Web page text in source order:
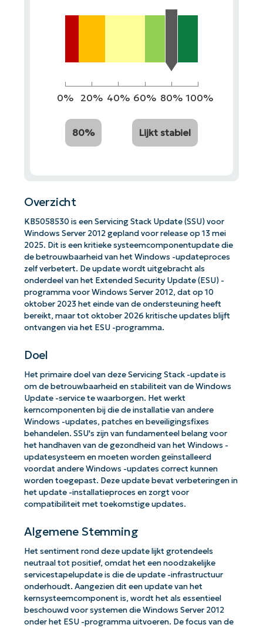
0% 20% 40% 60% 80% 100%
80% Lijkt stabiel
Overzicht
KB5058530 is een Servicing Stack Update (SSU) voor
Windows Server 2012 gepland voor release op 13 mei
2025. Dit is een kritieke systeemcomponentupdate die
de betrouwbaarheid van het Windows -updateproces
zelf verbetert. De update wordt uitgebracht als
onderdeel van het Extended Security Update (ESU) -
programma voor Windows Server 2012, dat op 10
oktober 2023 het einde van de ondersteuning heeft
bereikt, maar tot oktober 2026 kritische updates blijft
ontvangen via het ESU -programma.
Doel
Het primaire doel van deze Servicing Stack -update is
om de betrouwbaarheid en stabiliteit van de Windows
Update -service te waarborgen. Het werkt
kerncomponenten bij die de installatie van andere
Windows -updates, patches en beveiligingsfixes
behandelen. SSU's zijn van fundamenteel belang voor
het handhaven van de gezondheid van het Windows -
updatesysteem en moeten worden geïnstalleerd
voordat andere Windows -updates correct kunnen
worden toegepast. Deze update bevat verbeteringen in
het update -installatieproces en zorgt voor
compatibiliteit met toekomstige updates.
Algemene Stemming
Het sentiment rond deze update lijkt grotendeels
neutraal tot positief, omdat het een noodzakelijke
servicestapelupdate is die de update -infrastructuur
onderhoudt. Aangezien dit een update van het
kernsysteemcomponent is, wordt het als essentieel
beschouwd voor systemen die Windows Server 2012
onder het ESU -programma uitvoeren. De focus van de